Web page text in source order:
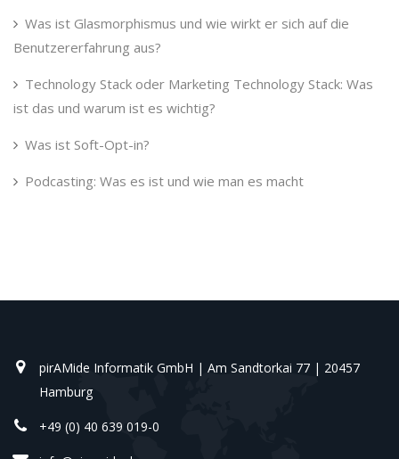
Was ist Glasmorphismus und wie wirkt er sich auf die
Benutzererfahrung aus?
Technology Stack oder Marketing Technology Stack: Was
ist das und warum ist es wichtig?
Was ist Soft-Opt-in?
Podcasting: Was es ist und wie man es macht
pirAMide Informatik GmbH | Am Sandtorkai 77 | 20457
Hamburg
+49 (0) 40 639 019-0